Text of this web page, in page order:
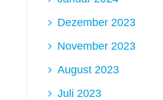
Dezember 2023
November 2023
August 2023
Juli 2023